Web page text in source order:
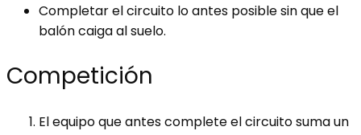
Completar el circuito lo antes posible sin que el
balón caiga al suelo.
Competición
El equipo que antes complete el circuito suma un